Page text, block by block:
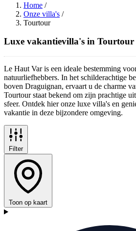
Home /
Onze villa's /
Tourtour
Luxe vakantievilla's in Tourtour
Le Haut Var is een ideale bestemming
natuurliefhebbers. In het schilderachtige
boven Draguignan, ervaart u de charme
Tourtour staat bekend om zijn prachtige
sfeer. Ontdek hier onze luxe villa's en
vakantie in deze bijzondere omgeving.
Filter
Toon op kaart